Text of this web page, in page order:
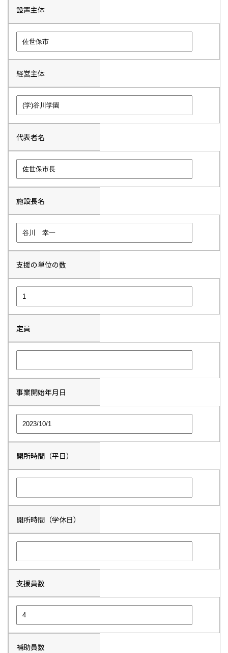
設置主体
経営主体
代表者名
施設長名
支援の単位の数
定員
事業開始年月日
開所時間（平日）
開所時間（学休日）
支援員数
補助員数